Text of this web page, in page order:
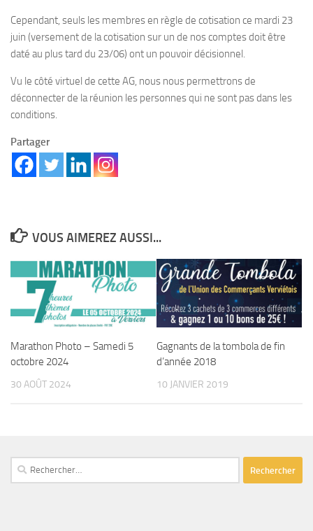
Cependant, seuls les membres en règle de cotisation ce mardi 23
juin (versement de la cotisation sur un de nos comptes doit être
daté au plus tard du 23/06) ont un pouvoir décisionnel.
Vu le côté virtuel de cette AG, nous nous permettrons de
déconnecter de la réunion les personnes qui ne sont pas dans les
conditions.
Partager
VOUS AIMEREZ AUSSI...
Marathon Photo – Samedi 5
octobre 2024
30 AOÛT 2024
Gagnants de la tombola de fin
d’année 2018
10 JANVIER 2019
Rechercher :